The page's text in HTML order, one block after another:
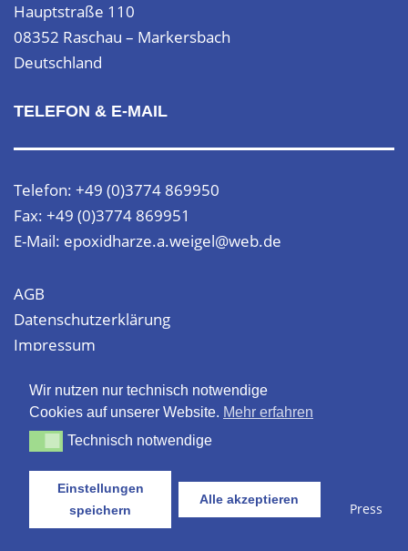
Hauptstraße 110
08352 Raschau – Markersbach
Deutschland
TELEFON & E-MAIL
Telefon: +49 (0)3774 869950
Fax: +49 (0)3774 869951
E-Mail: epoxidharze.a.weigel@web.de
AGB
Datenschutzerklärung
Impressum
Website erstellt vonSEObest
Copyright © 2026 Epoxidharze Andreas Weigel
OnePress
Theme von FameThemes
Wir nutzen nur technisch notwendige
Cookies auf unserer Website. Mehr erfahren
Technisch notwendige
Technisch notwendige
Einstellungen
speichern
Alle akzeptieren